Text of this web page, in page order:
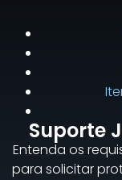
Suporte
Entenda os
para solicitar